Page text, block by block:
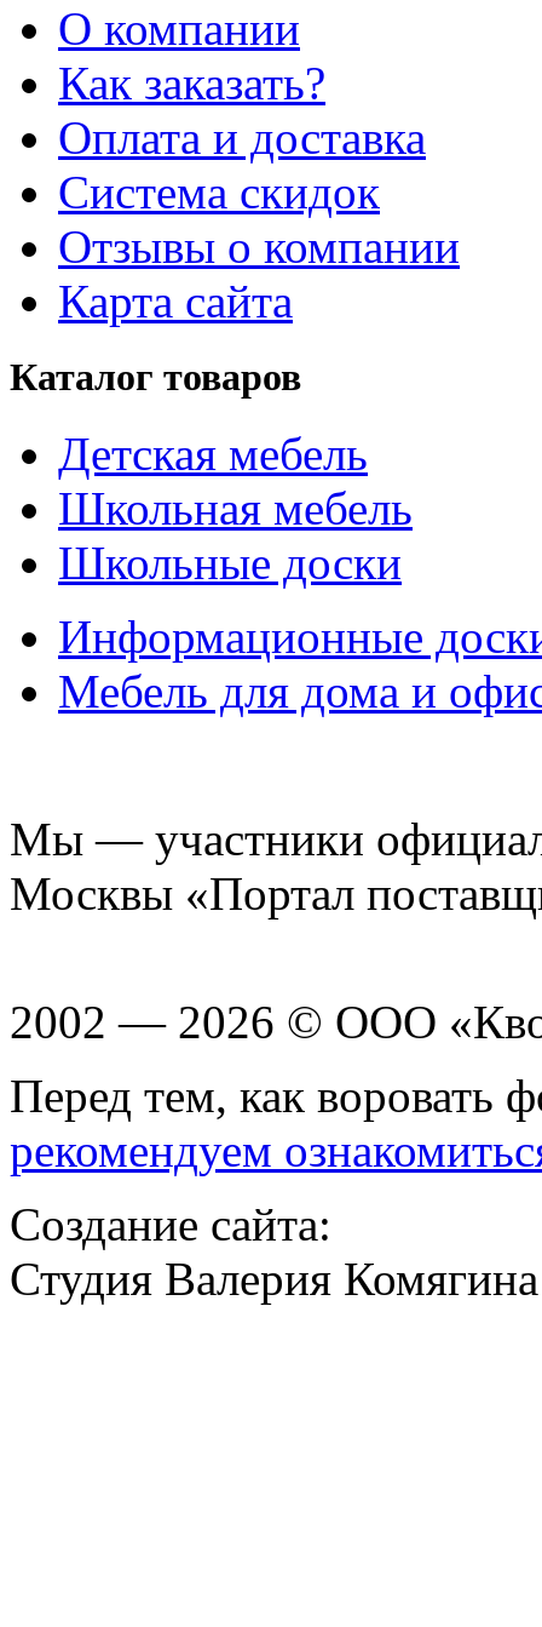
О компании
Как заказать?
Оплата и доставка
Система скидок
Отзывы о компании
Карта сайта
Каталог товаров
Детская мебель
Школьная мебель
Школьные доски
Информационные
Мебель для дома и
Мы — участники
Москвы «Портал
2002 — 2026 © ООО
Перед тем, как воровать
рекомендуем
Создание сайта:
Студия Валерия Комягина